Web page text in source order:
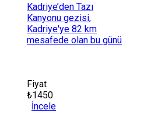
Kadriye’den Tazı
Kanyonu gezisi,
Kadriye'ye 82 km
mesafede olan bu günü
Fiyat
₺1450
İncele